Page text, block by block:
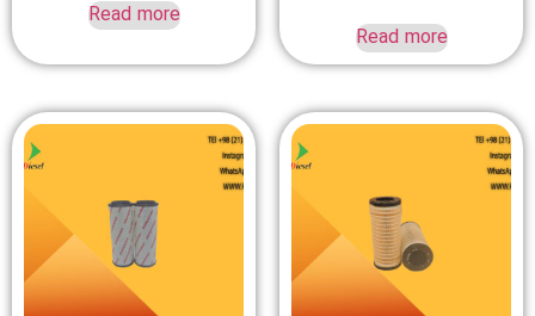
Read more
Read more